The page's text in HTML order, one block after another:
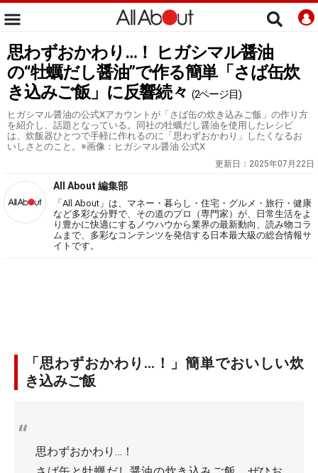
思わずおかわり…！ ヒガシマル醤油
の“牡蠣だし醤油”で作る簡単「さば缶炊
き込みご飯」に反響続々 (2ページ目)
ヒガシマル醤油の公式Xアカウントが「さば缶の炊き込みご飯」の作り方
を紹介し、話題となっている。同社の牡蠣だし醤油を使用したレシピ
は、炊飯器ひとつで手軽に作れるのに「思わずおかわり」したくなるお
いしさとのこと。※画像：ヒガシマル醤油 公式X
更新日： 2025年07月22日
All About 編集部
「All About」は、マネー・暮らし・住宅・グルメ・旅行・健康
など多彩な分野で、その道のプロ（専門家）が、日常生活をよ
り豊かに快適にするノウハウから業界の最新動向、読み物コラ
ムまで、多彩なコンテンツを発信する日本最大級の総合情報サ
イトです。
「思わずおかわり…！」簡単でおいしい炊
き込みご飯
思わずおかわり…！